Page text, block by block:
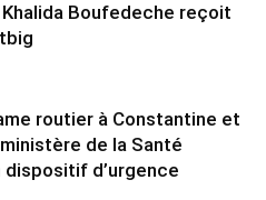
Boufedeche reçoit
routier à Constantine et
de la Santé
dispositif d’urgence